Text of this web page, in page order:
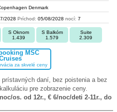
Denmark
2028 Príchod: 05/08/2028 nocí: 7
S Oknom
1.439
S Balkóm
1.579
Suite
2.309
MSC
za skvelé ceny
daní, bez poistenia a bez
pre zobrazenie ceny.
os. od 12r., € 6/noc/deti 2-11r., do